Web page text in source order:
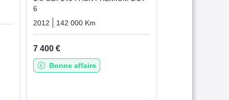
6
2012
142 000 Km
7 400 €
Bonne affaire